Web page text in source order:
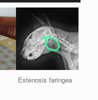
Estenosis faringea